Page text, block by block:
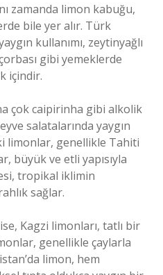
zamanda limon kabuğu,
bile yer alır. Türk
kullanımı, zeytinyağlı
gibi yemeklerde
içindir.
çok caipirinha gibi alkolik
salatalarında yaygın
limonlar, genellikle Tahiti
büyük ve etli yapısıyla
tropikal iklimin
sağlar.
Kagzi limonları, tatlı bir
genellikle çaylarla
limon, hem